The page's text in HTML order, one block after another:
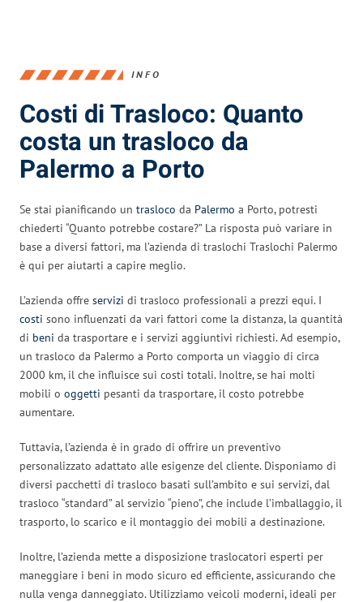
INFO
Costi di Trasloco: Quanto
costa un trasloco da
Palermo a Porto
Se stai pianificando un trasloco da Palermo a Porto, potresti
chiederti “Quanto potrebbe costare?” La risposta può variare in
base a diversi fattori, ma l’azienda di traslochi Traslochi Palermo
è qui per aiutarti a capire meglio.
L’azienda offre servizi di trasloco professionali a prezzi equi. I
costi sono influenzati da vari fattori come la distanza, la quantità
di beni da trasportare e i servizi aggiuntivi richiesti. Ad esempio,
un trasloco da Palermo a Porto comporta un viaggio di circa
2000 km, il che influisce sui costi totali. Inoltre, se hai molti
mobili o oggetti pesanti da trasportare, il costo potrebbe
aumentare.
Tuttavia, l’azienda è in grado di offrire un preventivo
personalizzato adattato alle esigenze del cliente. Disponiamo di
diversi pacchetti di trasloco basati sull’ambito e sui servizi, dal
trasloco “standard” al servizio “pieno”, che include l’imballaggio, il
trasporto, lo scarico e il montaggio dei mobili a destinazione.
Inoltre, l’azienda mette a disposizione traslocatori esperti per
maneggiare i beni in modo sicuro ed efficiente, assicurando che
nulla venga danneggiato. Utilizziamo veicoli moderni, ideali per